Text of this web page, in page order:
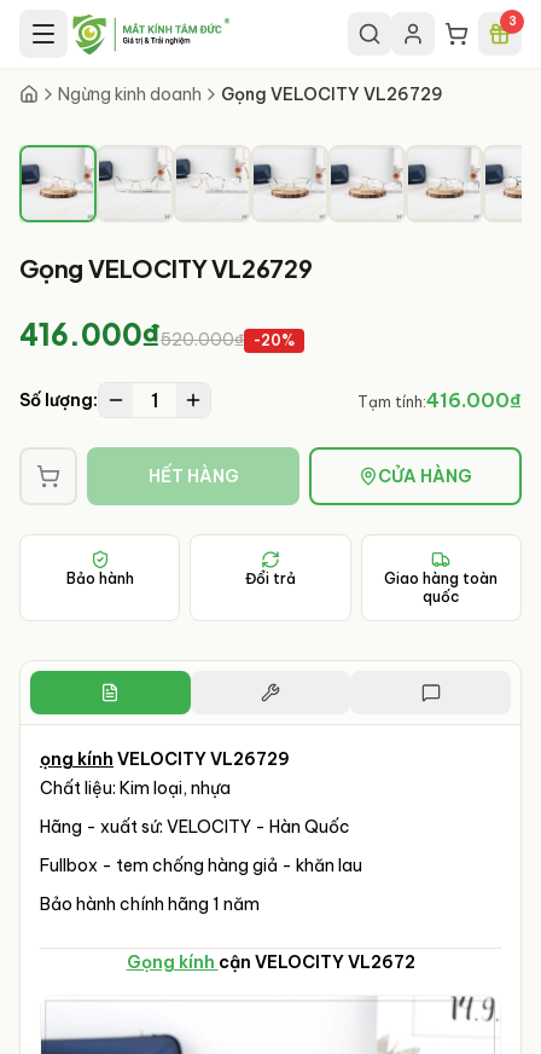
Chuyển đến nội dung chính 3
Ngừng kinh doanh Gọng VELOCITY VL26729
Gọng VELOCITY VL26729
416.000₫520.000₫ -20%
Số lượng: 1 Tạm tính:416.000₫
HẾT HÀNG CỬA HÀNG
Bảo hành Đổi trả
Giao hàng toàn
quốc
ọng kính VELOCITY VL26729
Chất liệu: Kim loại, nhựa
Hãng - xuất sứ: VELOCITY - Hàn Quốc
Fullbox - tem chống hàng giả - khăn lau
Bảo hành chính hãng 1 năm
Gọng kính cận VELOCITY VL2672